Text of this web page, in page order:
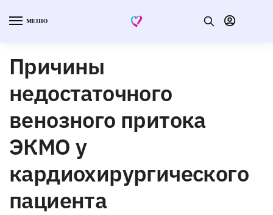
МЕНЮ
Причины
недостаточного
венозного притока
ЭКМО у
кардиохирургического
пациента